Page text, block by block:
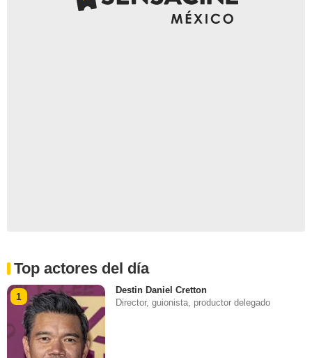
Top actores del día
1
Destin Daniel Cretton
Director, guionista, productor delegado